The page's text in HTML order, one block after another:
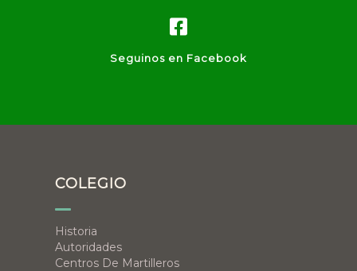
Seguinos en Facebook
COLEGIO
Historia
Autoridades
Centros De Martilleros